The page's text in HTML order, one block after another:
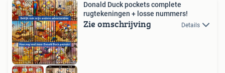
Donald Duck pockets complete
rugtekeningen + losse nummers!
Zie omschrijving Details